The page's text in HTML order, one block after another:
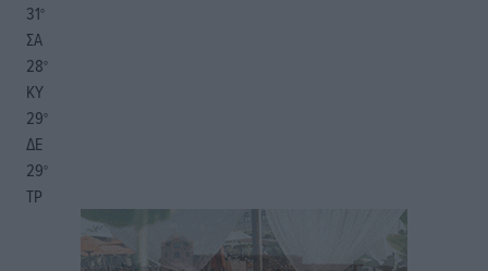
31°
ΣΑ
28°
ΚΥ
29°
ΔΕ
29°
ΤΡ